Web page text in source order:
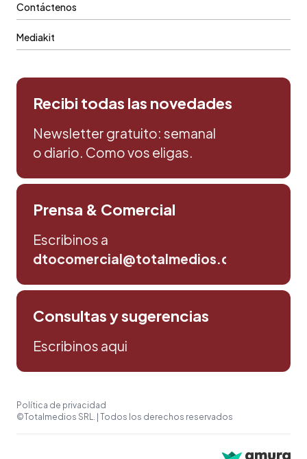
Contáctenos
Mediakit
Recibi todas las novedades
Newsletter gratuito: semanal
o diario. Como vos eligas.
Prensa & Comercial
Escribinos a
dtocomercial@totalmedios.com
Consultas y sugerencias
Escribinos aqui
Política de privacidad
©Totalmedios SRL. | Todos los derechos reservados